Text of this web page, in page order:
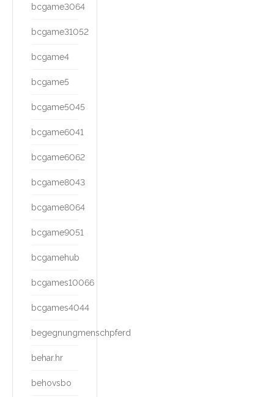
bcgame3064
bcgame31052
bcgame4
bcgame5
bcgame5045
bcgame6041
bcgame6062
bcgame8043
bcgame8064
bcgame9051
bcgamehub
bcgames10066
bcgames4044
begegnungmenschpferd
behar.hr
behovsbo